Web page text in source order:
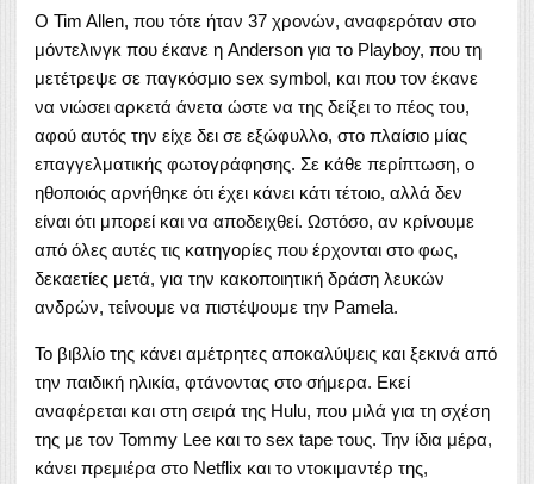
Ο Tim Allen, που τότε ήταν 37 χρονών, αναφερόταν στο
μόντελινγκ που έκανε η Anderson για το Playboy, που τη
μετέτρεψε σε παγκόσμιο sex symbol, και που τον έκανε
να νιώσει αρκετά άνετα ώστε να της δείξει το πέος του,
αφού αυτός την είχε δει σε εξώφυλλο, στο πλαίσιο μίας
επαγγελματικής φωτογράφησης. Σε κάθε περίπτωση, ο
ηθοποιός αρνήθηκε ότι έχει κάνει κάτι τέτοιο, αλλά δεν
είναι ότι μπορεί και να αποδειχθεί. Ωστόσο, αν κρίνουμε
από όλες αυτές τις κατηγορίες που έρχονται στο φως,
δεκαετίες μετά, για την κακοποιητική δράση λευκών
ανδρών, τείνουμε να πιστέψουμε την Pamela.
Το βιβλίο της κάνει αμέτρητες αποκαλύψεις και ξεκινά από
την παιδική ηλικία, φτάνοντας στο σήμερα. Εκεί
αναφέρεται και στη σειρά της Hulu, που μιλά για τη σχέση
της με τον Tommy Lee και το sex tape τους. Την ίδια μέρα,
κάνει πρεμιέρα στο Netflix και το ντοκιμαντέρ της,